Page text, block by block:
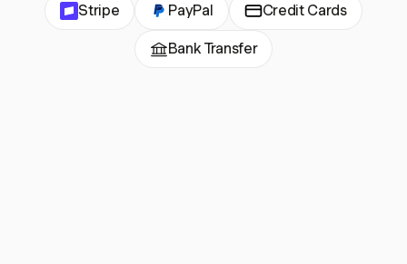
Stripe PayPal Credit Cards
Bank Transfer